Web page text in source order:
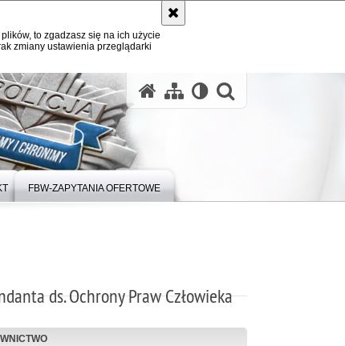
to zgadzasz się na ich użycie
zmiany ustawienia przeglądarki
FBW-ZAPYTANIA OFERTOWE
ds. Ochrony Praw Człowieka